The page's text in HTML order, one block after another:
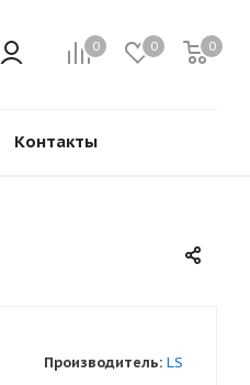
0 0 0
Контакты
Производитель: LS